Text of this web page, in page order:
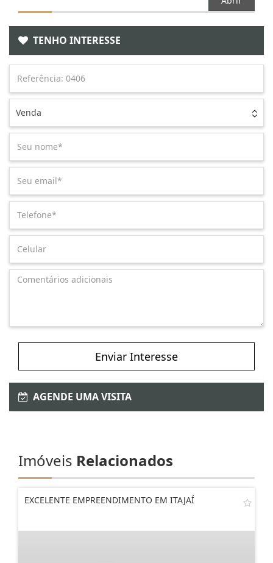
TENHO INTERESSE
Venda
Enviar Interesse
AGENDE UMA VISITA
Imóveis Relacionados
EXCELENTE EMPREENDIMENTO EM ITAJAÍ